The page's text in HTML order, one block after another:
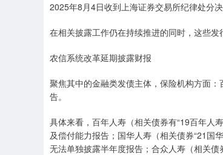
2025年8月4日收到上海证券交易所纪律处分
在相关披露工作仍在持续推进的同时，这些
农信系统改革延期披露财报
聚焦其中的金融类发债主体，保险机构方面
告。
具体来看，百年人寿（相关债券有“19百年人
及偿付能力报告；国华人寿（相关债券“21国
无法单独披露半年度报告；合众人寿（相关